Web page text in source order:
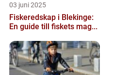
03 juni 2025
Fiskeredskap i Blekinge:
En guide till fiskets mag...